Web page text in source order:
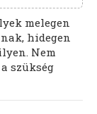
melegen
hidegen
Nem
szükség